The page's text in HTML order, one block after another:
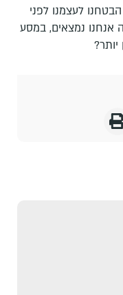
לעצמנו לפני
אנחנו נמצאים, במסע